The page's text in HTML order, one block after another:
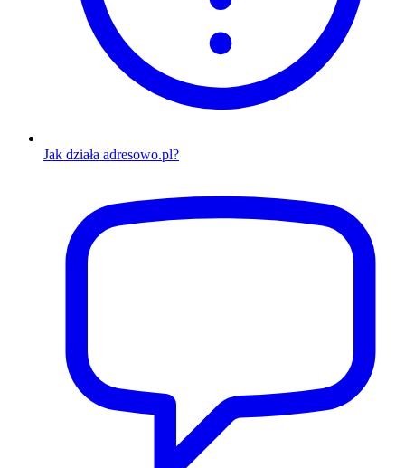
Jak działa adresowo.pl?